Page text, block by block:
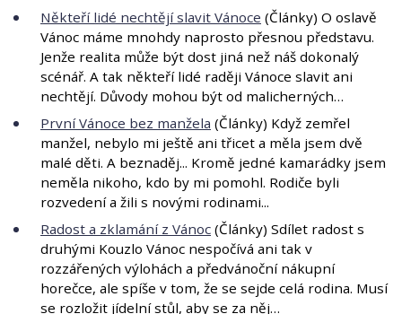
Někteří lidé nechtějí slavit Vánoce (Články) O oslavě
Vánoc máme mnohdy naprosto přesnou představu.
Jenže realita může být dost jiná než náš dokonalý
scénář. A tak někteří lidé raději Vánoce slavit ani
nechtějí. Důvody mohou být od malicherných…
První Vánoce bez manžela (Články) Když zemřel
manžel, nebylo mi ještě ani třicet a měla jsem dvě
malé děti. A beznaděj... Kromě jedné kamarádky jsem
neměla nikoho, kdo by mi pomohl. Rodiče byli
rozvedení a žili s novými rodinami...
Radost a zklamání z Vánoc (Články) Sdílet radost s
druhými Kouzlo Vánoc nespočívá ani tak v
rozzářených výlohách a předvánoční nákupní
horečce, ale spíše v tom, že se sejde celá rodina. Musí
se rozložit jídelní stůl, aby se za něj…